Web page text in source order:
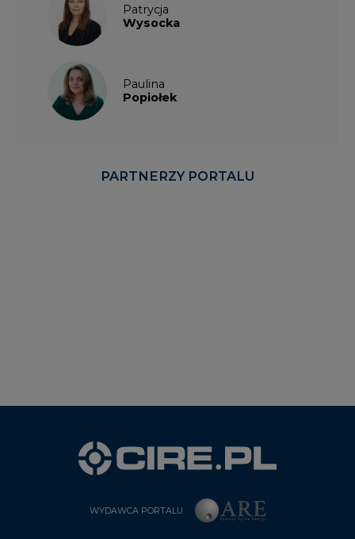
Patrycja
Wysocka
Paulina
Popiołek
PARTNERZY PORTALU
WYDAWCA PORTALU